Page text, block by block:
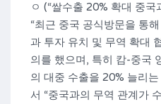
ㅇ (“쌀수출 20% 확대 중국
“최근 중국 공식방문을 통
과 투자 유치 및 무역 확대
의를 했으며, 특히 캄-중국
의 대중 수출을 20% 늘리
서 “중국과의 무역 관계가